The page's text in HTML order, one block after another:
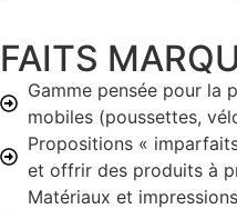
FAITS
Gamme pensée pour la
mobiles (poussettes,
Propositions «
et offrir des produits à
Matériaux et